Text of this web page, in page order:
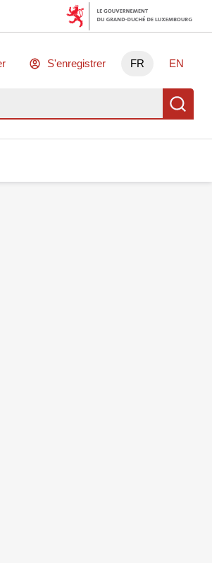
S'enregistrer FR EN